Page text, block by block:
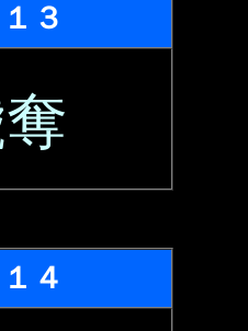
３
４